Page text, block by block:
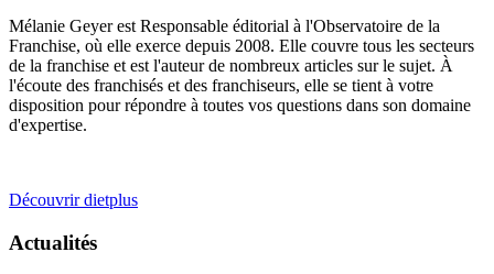
Mélanie Geyer est Responsable éditorial à l'Observatoire de la
Franchise, où elle exerce depuis 2008. Elle couvre tous les secteurs
de la franchise et est l'auteur de nombreux articles sur le sujet. À
l'écoute des franchisés et des franchiseurs, elle se tient à votre
disposition pour répondre à toutes vos questions dans son domaine
d'expertise.
Découvrir dietplus
Actualités